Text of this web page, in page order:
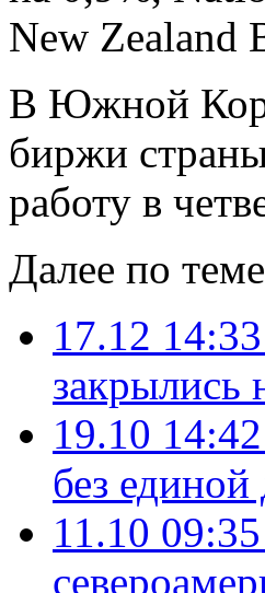
New Zealand
В Южной
биржи
работу в
Далее по теме
17.12 14:33
закрылись
19.10 14:42
без
11.10 09:35